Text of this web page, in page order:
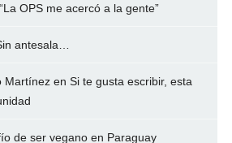
“La OPS me acercó a la gente”
antesala…
Martínezen Si te gusta escribir, esta
de ser vegano en Paraguay